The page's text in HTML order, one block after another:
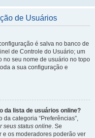
de Usuários
é salva no banco de
de Controle do Usuário; um
no seu nome de usuário no topo
a sua configuração e
da lista de usuários online?
categoria “Preferências”,
seus status online. Se
e os moderadores poderão ver